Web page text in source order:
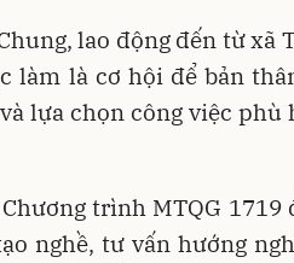
lao động đến từ xã
làm là cơ hội để bản
lựa chọn công việc phù
trình MTQG 1719
nghề, tư vấn hướng